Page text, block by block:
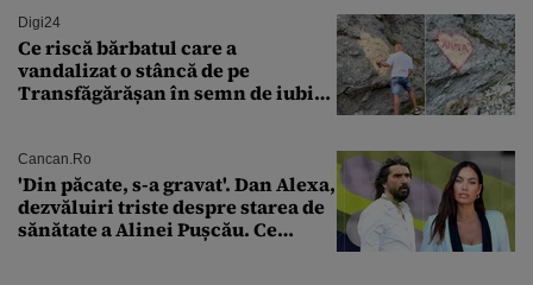
Digi24
Ce riscă bărbatul care a
vandalizat o stâncă de pe
Transfăgărășan în semn de iubire
Cancan.ro
'Din păcate, s-a gravat'. Dan Alexa,
dezvăluiri triste despre starea de
sănătate a Alinei Pușcău. Ce